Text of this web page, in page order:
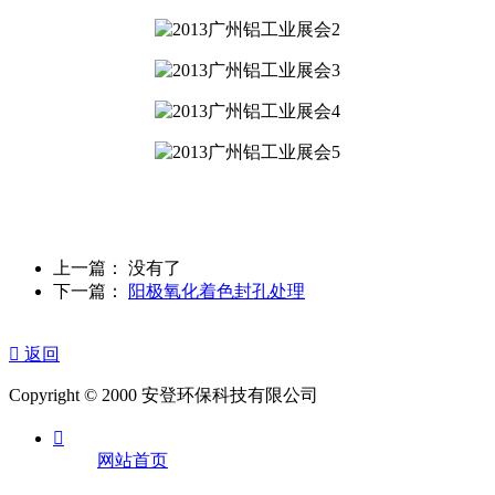
上一篇： 没有了
下一篇：
阳极氧化着色封孔处理
 返回
Copyright © 2000 安登环保科技有限公司

网站首页